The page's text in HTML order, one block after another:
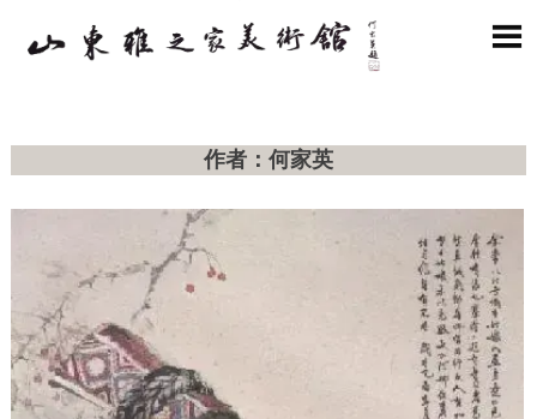

作者：何家英